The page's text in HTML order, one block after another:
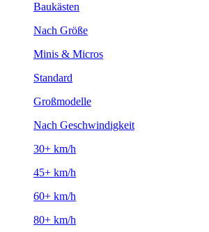
Baukästen
Nach Größe
Minis & Micros
Standard
Großmodelle
Nach Geschwindigkeit
30+ km/h
45+ km/h
60+ km/h
80+ km/h